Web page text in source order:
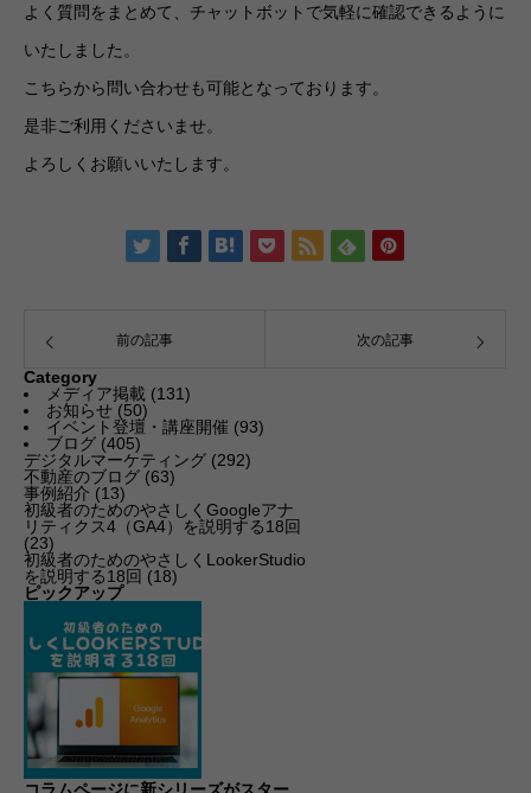
よく質問をまとめて、チャットボットで気軽に確認できるように
いたしました。
こちらから問い合わせも可能となっております。
是非ご利用くださいませ。
よろしくお願いいたします。
前の記事 次の記事
Category
メディア掲載 (131)
お知らせ (50)
イベント登壇・講座開催 (93)
ブログ (405)
デジタルマーケティング (292)
不動産のブログ (63)
事例紹介 (13)
初級者のためのやさしくGoogleアナ
リティクス4（GA4）を説明する18回
(23)
初級者のためのやさしくLookerStudio
を説明する18回 (18)
ピックアップ
コラムページに新シリーズがスター